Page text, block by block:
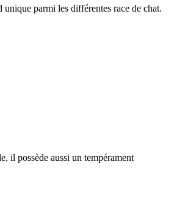
parmi les différentes race de chat.
il possède aussi un tempérament